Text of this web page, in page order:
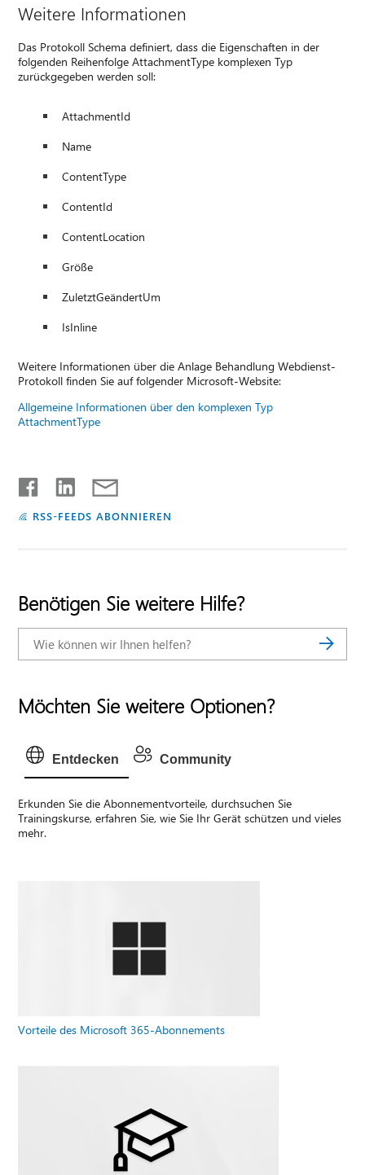
Weitere Informationen
Das Protokoll Schema definiert, dass die Eigenschaften in der
folgenden Reihenfolge AttachmentType komplexen Typ
zurückgegeben werden soll:
AttachmentId
Name
ContentType
ContentId
ContentLocation
Größe
ZuletztGeändertUm
IsInline
Weitere Informationen über die Anlage Behandlung Webdienst-
Protokoll finden Sie auf folgender Microsoft-Website:
Allgemeine Informationen über den komplexen Typ
AttachmentType
RSS-FEEDS ABONNIEREN
Benötigen Sie weitere Hilfe?
Möchten Sie weitere Optionen?
Entdecken Community
Erkunden Sie die Abonnementvorteile, durchsuchen Sie
Trainingskurse, erfahren Sie, wie Sie Ihr Gerät schützen und vieles
mehr.
Vorteile des Microsoft 365-Abonnements